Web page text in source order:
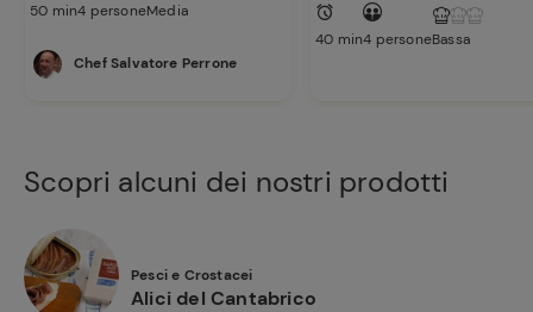
50 min4 personeMedia
Chef Salvatore Perrone
40 min4 personeBassa
Scopri alcuni dei nostri prodotti
Pesci e Crostacei
Alici del Cantabrico